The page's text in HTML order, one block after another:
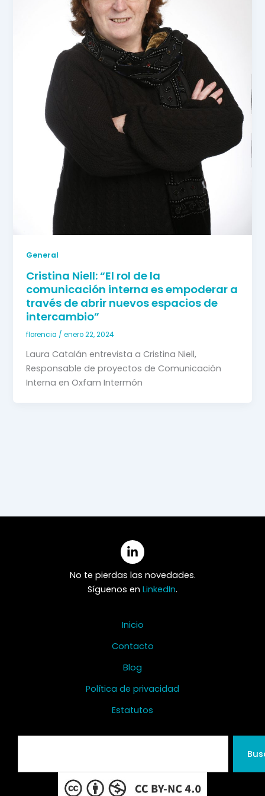
General
Cristina Niell: “El rol de la
comunicación interna es empoderar a
través de abrir nuevos espacios de
intercambio”
florencia /enero 22, 2024
Laura Catalán entrevista a Cristina Niell,
Responsable de proyectos de Comunicación
Interna en Oxfam Intermón
No te pierdas las novedades.
Síguenos en LinkedIn.
Inicio
Contacto
Blog
Política de privacidad
Estatutos